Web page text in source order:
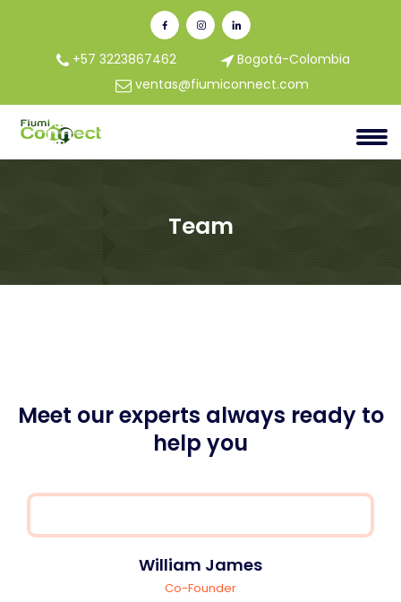
+57 3223867462
Bogotá-Colombia
ventas@fiumiconnect.com
Team
Meet our experts always ready to
help you
William James
Co-Founder